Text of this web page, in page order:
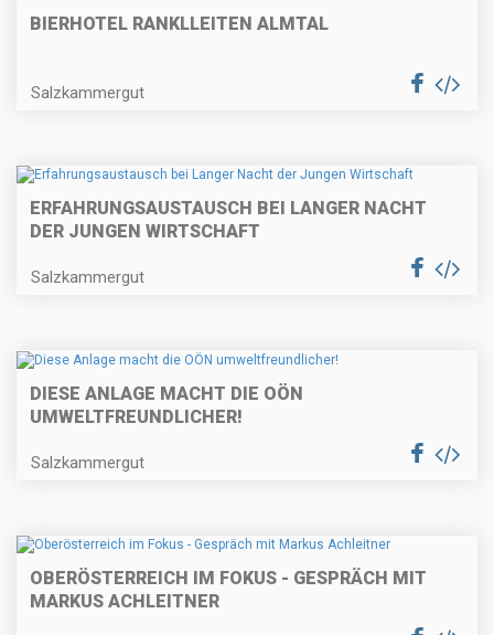
BIERHOTEL RANKLLEITEN ALMTAL
Salzkammergut
ERFAHRUNGSAUSTAUSCH BEI LANGER NACHT
DER JUNGEN WIRTSCHAFT
Salzkammergut
DIESE ANLAGE MACHT DIE OÖN
UMWELTFREUNDLICHER!
Salzkammergut
OBERÖSTERREICH IM FOKUS - GESPRÄCH MIT
MARKUS ACHLEITNER